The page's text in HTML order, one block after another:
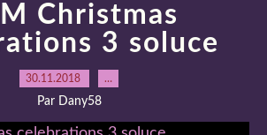
Christmas
3 soluce
30.11.2018 …
Par Dany58